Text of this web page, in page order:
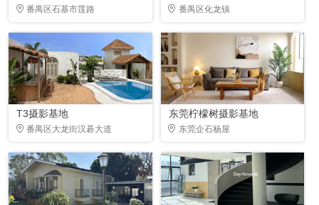
番禺区石基市莲路 番禺区化龙镇
T3摄影基地
番禺区大龙街汉碁大道
东莞柠檬树摄影基地
东莞企石杨屋